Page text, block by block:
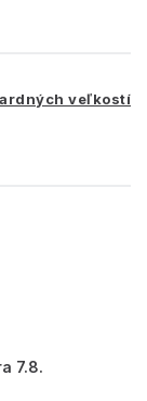
veľkostí
7.8.